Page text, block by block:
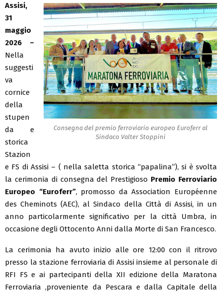
Consegna del premio ferroviario europeo Euroferr al
Sindaco Valter Stoppini
Assisi,
31
maggio
2026 –
Nella
suggesti
va
cornice
della
stupen
da e
storica
Stazion
e FS di Assisi – ( nella saletta storica “papalina”), si è svolta
la cerimonia di consegna del Prestigioso Premio Ferroviario
Europeo “Euroferr”, promosso da Association Européenne
des Cheminots (AEC), al Sindaco della Città di Assisi, in un
anno particolarmente significativo per la città Umbra, in
occasione degli Ottocento Anni dalla Morte di San Francesco.
La cerimonia ha avuto inizio alle ore 12:00 con il ritrovo
presso la stazione ferroviaria di Assisi insieme al personale di
RFI FS e ai partecipanti della XII edizione della Maratona
Ferroviaria ,proveniente da Pescara e dalla Capitale della